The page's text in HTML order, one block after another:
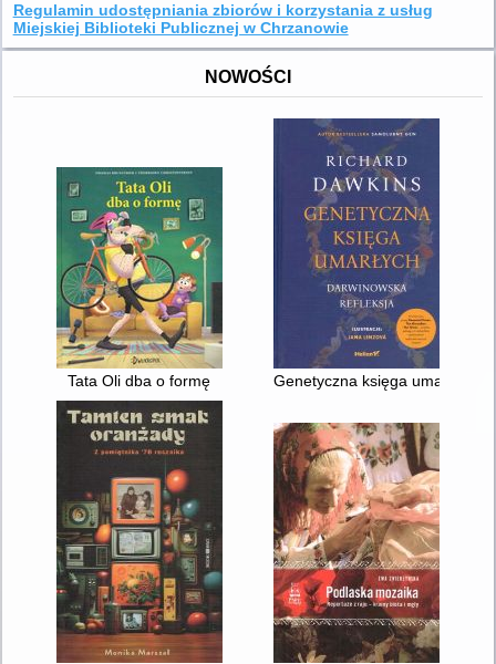
Regulamin udostępniania zbiorów i korzystania z usług
Miejskiej Biblioteki Publicznej w Chrzanowie
NOWOŚCI
Tata Oli dba o formę Genetyczna księga umarłych :